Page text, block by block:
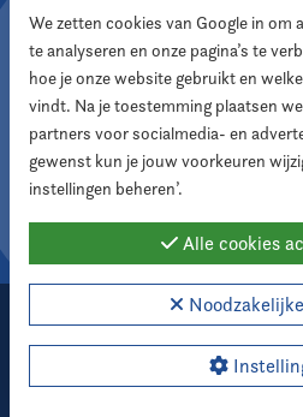
Aanmelden
Volg ons
2026 Nederlandse
Cookie
We zetten cookies van Google in
te analyseren en onze pagina’s te
hoe je onze website gebruikt en
vindt. Na je toestemming plaatsen
partners voor socialmedia- en
gewenst kun je jouw voorkeuren
instellingen beheren’.
Alle cookies